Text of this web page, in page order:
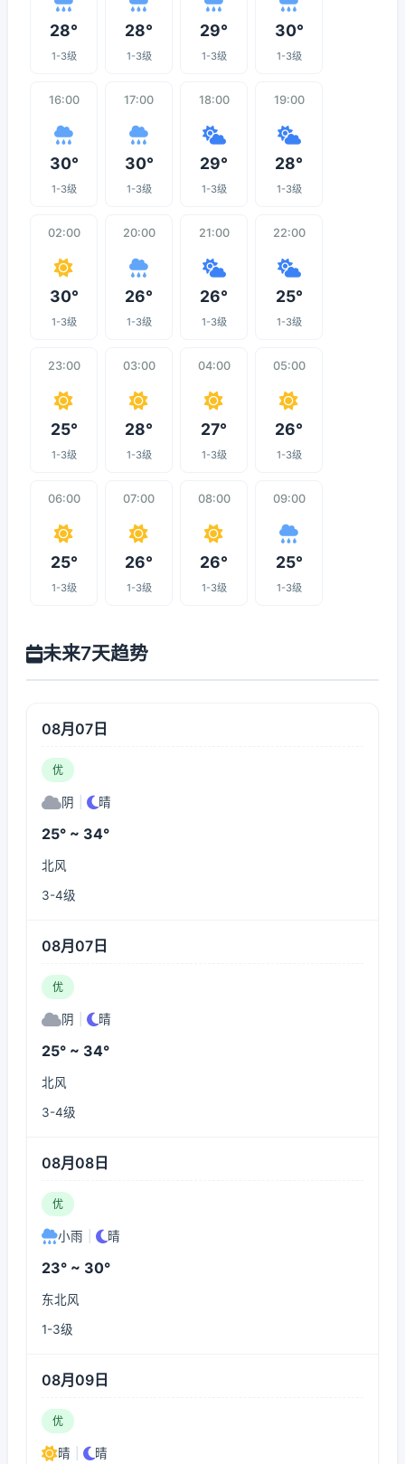
28°
1-3级
28°
1-3级
29°
1-3级
30°
1-3级
16:00
30°
1-3级
17:00
30°
1-3级
18:00
29°
1-3级
19:00
28°
1-3级
02:00
30°
1-3级
20:00
26°
1-3级
21:00
26°
1-3级
22:00
25°
1-3级
23:00
25°
1-3级
03:00
28°
1-3级
04:00
27°
1-3级
05:00
26°
1-3级
06:00
25°
1-3级
07:00
26°
1-3级
08:00
26°
1-3级
09:00
25°
1-3级
未来7天趋势
08月07日
优
阴 晴
25° ~ 34°
北风
3-4级
08月07日
优
阴 晴
25° ~ 34°
北风
3-4级
08月08日
优
小雨 晴
23° ~ 30°
东北风
1-3级
08月09日
优
晴 晴